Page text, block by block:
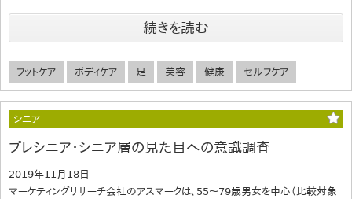
続きを読む
フットケア ボディケア 足 美容 健康 セルフケア
シニア
プレシニア・シニア層の見た目への意識調査
2019年11月18日
マーケティングリサーチ会社のアスマークは、55～79歳男女を中心（比較対象